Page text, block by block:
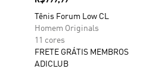
Tênis Forum Low CL
Homem Originals
11 cores
FRETE GRÁTIS MEMBROS
ADICLUB